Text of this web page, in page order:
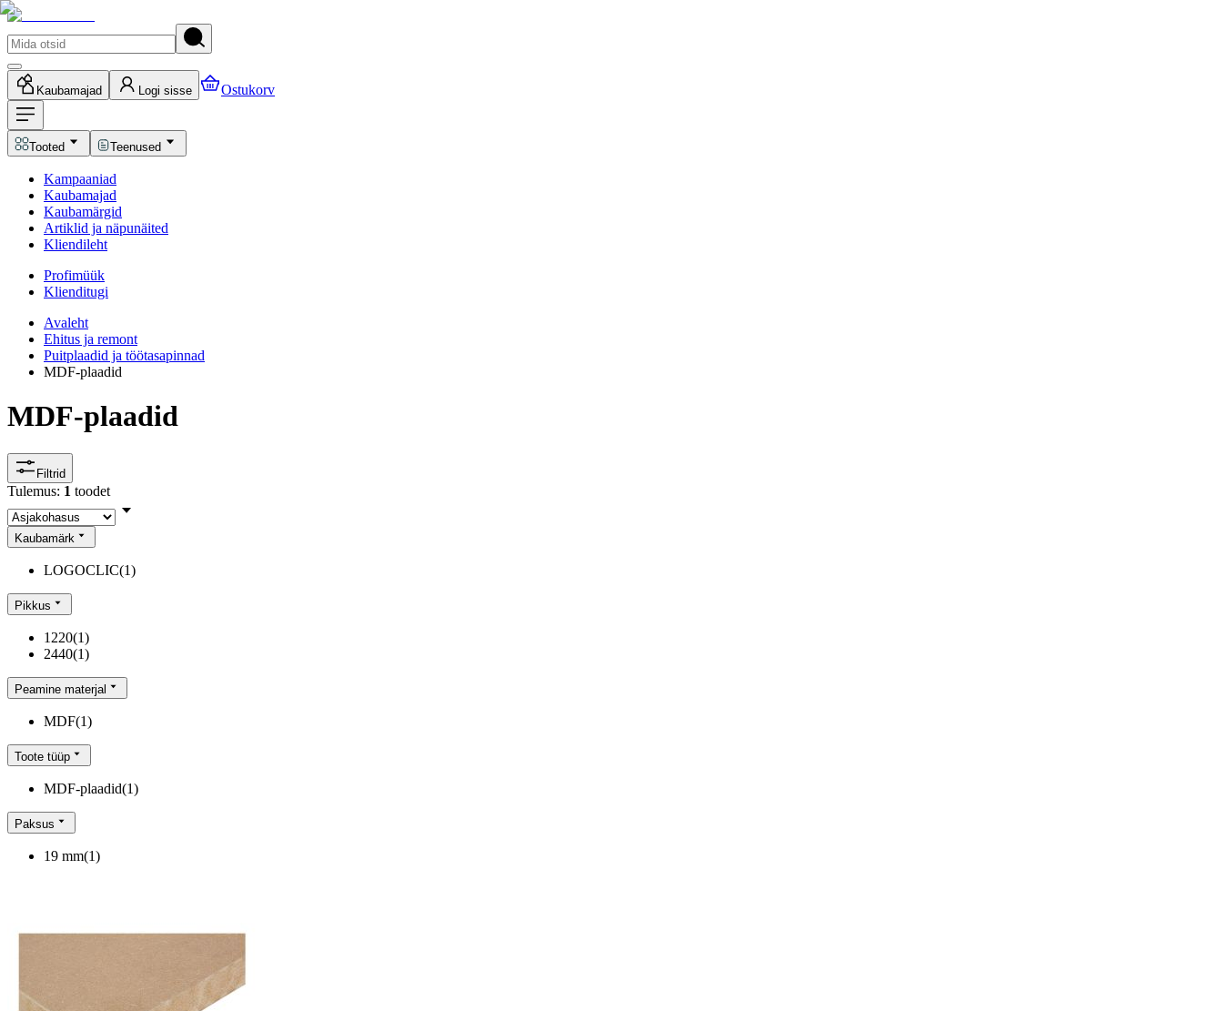
Kaubamajad Logi sisse Ostukorv
Tooted Teenused
Kampaaniad
Kaubamajad
Kaubamärgid
Artiklid ja näpunäited
Kliendileht
Profimüük
Klienditugi
Avaleht
Ehitus ja remont
Puitplaadid ja töötasapinnad
MDF-plaadid
MDF-plaadid
Filtrid
Tulemus: 1 toodet
Kaubamärk
LOGOCLIC(1)
Pikkus
1220(1)
2440(1)
Peamine materjal
MDF(1)
Toote tüüp
MDF-plaadid(1)
Paksus
19 mm(1)